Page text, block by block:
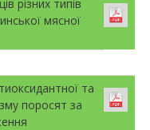
різних типів
мясної
та
поросят за